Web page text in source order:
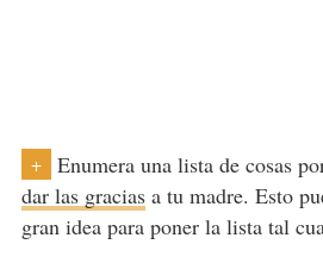
+
Enumera una lista de cosas
dar las graciasa tu madre. Esto
gran idea para poner la lista tal